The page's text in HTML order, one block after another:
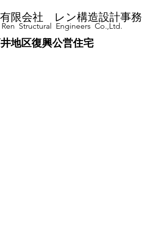
有限会社 レン構造設計事
Ren Structural Engineers Co.,Ltd.
地区復興公営住宅